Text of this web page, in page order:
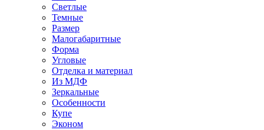
Светлые
Темные
Размер
Малогабаритные
Форма
Угловые
Отделка и материал
Из МДФ
Зеркальные
Особенности
Купе
Эконом